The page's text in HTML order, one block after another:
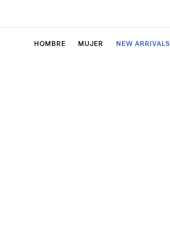
HOMBRE MUJER NEW ARRIVALS